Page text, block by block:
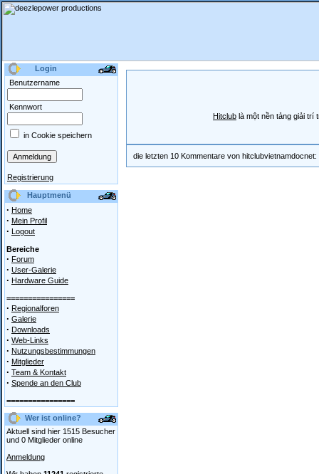
Login
Benutzername
Kennwort
in Cookie speichern
Registrierung
Hauptmenü
· Home
· Mein Profil
· Logout
Bereiche
· Forum
· User-Galerie
· Hardware Guide
================
· Regionalforen
· Galerie
· Downloads
· Web-Links
· Nutzungsbestimmungen
· Mitglieder
· Team & Kontakt
· Spende an den Club
================
Wer ist online?
Aktuell sind hier 1515 Besucher
und 0 Mitglieder online
Anmeldung
Hitclub là một nền tảng giải trí
die letzten 10 Kommentare von hitclubvietnamdocnet: